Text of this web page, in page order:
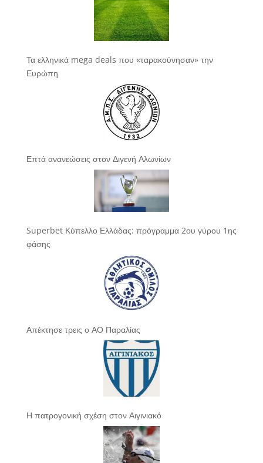
Τα ελληνικά mega deals που «ταρακούνησαν» την
Ευρώπη
Επτά ανανεώσεις στον Διγενή Αλωνίων
Superbet Κύπελλο Ελλάδας: πρόγραμμα 2ου γύρου 1ης
φάσης
Απέκτησε τρεις ο ΑΟ Παραλίας
Η πατρογονική σχέση στον Αιγινιακό